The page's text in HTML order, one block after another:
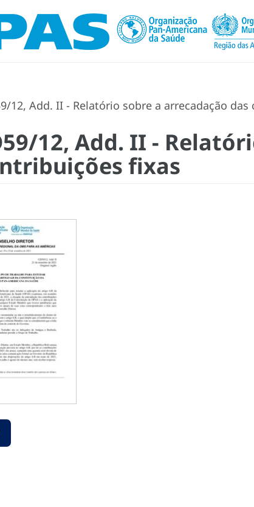
12, Add. II - Relatório sobre a arrecadação
12, Add. II -
fixas